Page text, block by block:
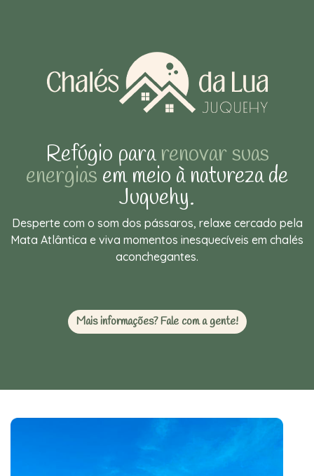
Refúgio pararenovar suas
energias em meio à natureza de
Juquehy.
Desperte com o som dos pássaros, relaxe cercado pela
Mata Atlântica e viva momentos inesquecíveis em chalés
aconchegantes.
Mais informações? Fale com a gente!